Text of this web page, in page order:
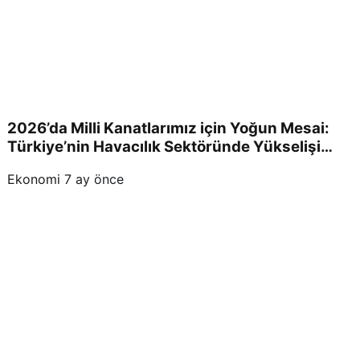
2026’da Milli Kanatlarımız için Yoğun Mesai:
Türkiye’nin Havacılık Sektöründe Yükselişi
Ekonomi 7 ay önce